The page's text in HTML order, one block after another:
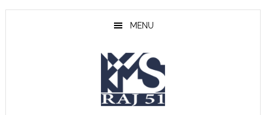
Skip
Skip
Skip
MENU